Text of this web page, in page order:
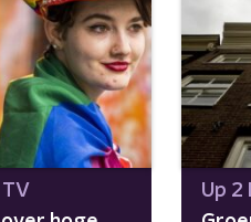
Up 2